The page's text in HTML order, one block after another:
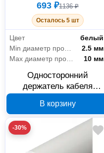
693 ₽1136 ₽
Осталось 5 шт
Цвет
белый
2.5 мм
10 мм
Односторонний
держатель кабеля
PR13.0385
В корзину
-30%